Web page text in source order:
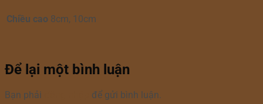
Chiều cao 8cm, 10cm
Để lại một bình luận
Bạn phải để gửi bình luận.